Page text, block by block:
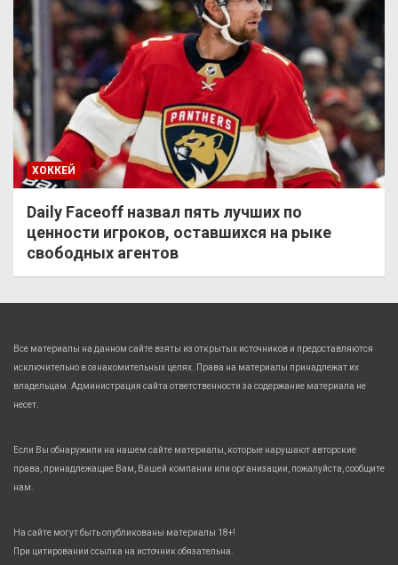
ХОККЕЙ
Daily Faceoff назвал пять лучших по
ценности игроков, оставшихся на рыке
свободных агентов
Все материалы на данном сайте взяты из открытых источников и предоставляются
исключительно в ознакомительных целях. Права на материалы принадлежат их
владельцам. Администрация сайта ответственности за содержание материала не
несет.
Если Вы обнаружили на нашем сайте материалы, которые нарушают авторские
права, принадлежащие Вам, Вашей компании или организации, пожалуйста, сообщите
нам.
На сайте могут быть опубликованы материалы 18+!
При цитировании ссылка на источник обязательна.